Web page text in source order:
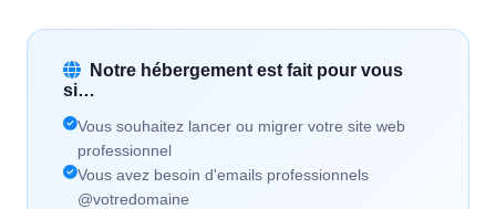
Notre hébergement est fait pour vous
si…
Vous souhaitez lancer ou migrer votre site web
professionnel
Vous avez besoin d'emails professionnels
@votredomaine